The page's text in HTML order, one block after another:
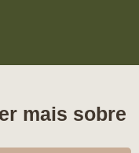
mais sobre